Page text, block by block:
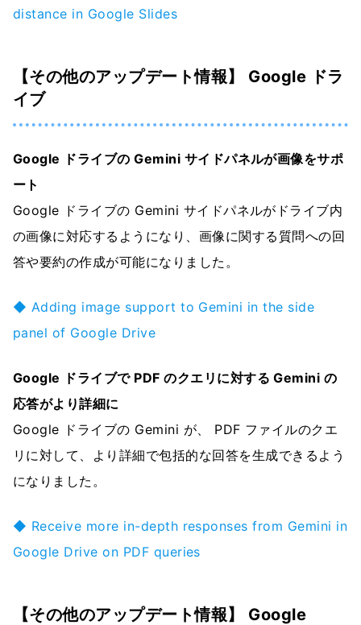
distance in Google Slides
【その他のアップデート情報】 Google ドラ
イブ
Google ドライブの Gemini サイドパネルが画像をサポ
ート
Google ドライブの Gemini サイドパネルがドライブ内
の画像に対応するようになり、画像に関する質問への回
答や要約の作成が可能になりました。
◆ Adding image support to Gemini in the side
panel of Google Drive
Google ドライブで PDF のクエリに対する Gemini の
応答がより詳細に
Google ドライブの Gemini が、 PDF ファイルのクエ
リに対して、より詳細で包括的な回答を生成できるよう
になりました。
◆ Receive more in-depth responses from Gemini in
Google Drive on PDF queries
【その他のアップデート情報】 Google